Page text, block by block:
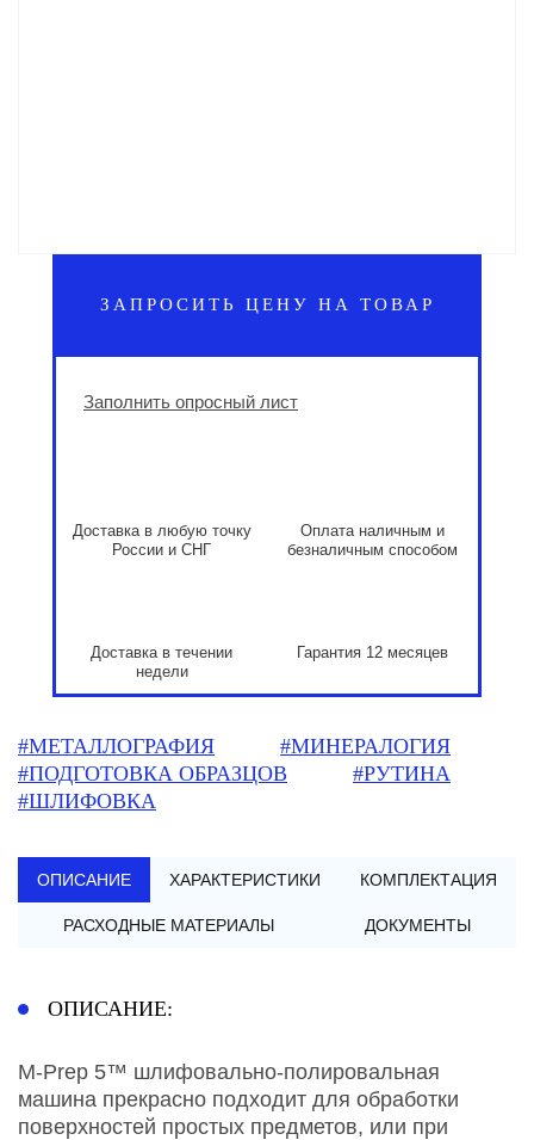
ЗАПРОСИТЬ ЦЕНУ НА ТОВАР
Заполнить опросный лист
Доставка в любую точку
России и СНГ
Оплата наличным и
безналичным способом
Доставка в течении
недели
Гарантия 12 месяцев
#МЕТАЛЛОГРАФИЯ
#МИНЕРАЛОГИЯ
#ПОДГОТОВКА ОБРАЗЦОВ
#РУТИНА
#ШЛИФОВКА
ОПИСАНИЕ ХАРАКТЕРИСТИКИ КОМПЛЕКТАЦИЯ
РАСХОДНЫЕ МАТЕРИАЛЫ ДОКУМЕНТЫ
ОПИСАНИЕ:
M-Prep 5™ шлифовально-полировальная
машина прекрасно подходит для обработки
поверхностей простых предметов, или при